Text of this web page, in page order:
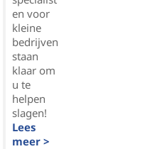
en voor
kleine
bedrijven
staan
klaar om
u te
helpen
slagen!
Lees
meer >